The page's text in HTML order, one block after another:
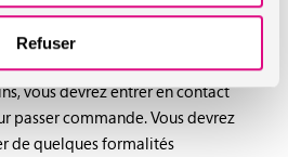
Refuser
le modèle de véhicule qui
vous devrez entrer en contact
passer commande. Vous devrez
de quelques formalités